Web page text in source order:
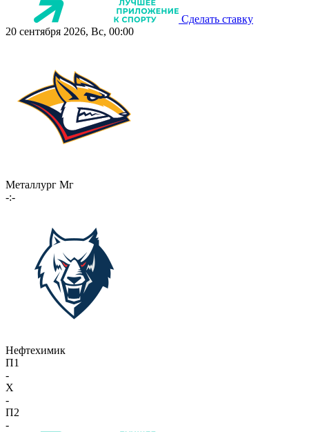
Сделать ставку
20 сентября 2026, Вс, 00:00
Металлург Мг
-:-
Нефтехимик
П1
-
X
-
П2
-